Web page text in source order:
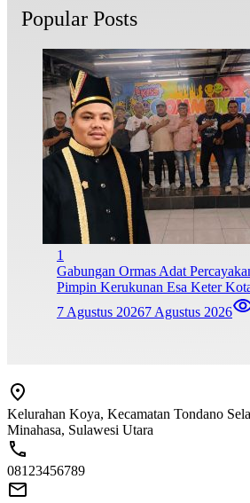
Popular Posts
1
Gabungan Ormas Adat
Pimpin Kerukunan Esa Keter
7 Agustus 20267 Agustus 2026
Kelurahan Koya, Kecamatan Tondano
Minahasa, Sulawesi Utara
08123456789